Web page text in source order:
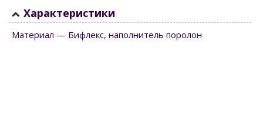
Характеристики
Материал — Бифлекс, наполнитель поролон